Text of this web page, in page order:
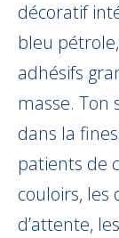
décoratif
bleu
adhésifs
masse.
dans la
patients de
couloirs, les
d’attente,